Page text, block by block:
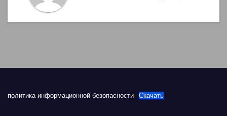
политика информационной безопасности Скачать